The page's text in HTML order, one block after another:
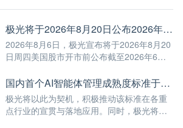
极光将于2026年8月20日公布2026年第二季度财报
2026年8月6日，极光宣布将于2026年8月20
日周四美国股市开市前公布截至2026年6月
国内首个AI智能体管理成熟度标准于WAIC发布，极光参编
极光将以此为契机，积极推动该标准在各重
点行业的宣贯与落地应用。同时，极光将继